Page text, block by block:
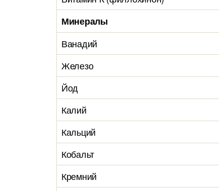
Минералы
Ванадий
Железо
Йод
Калий
Кальций
Кобальт
Кремний